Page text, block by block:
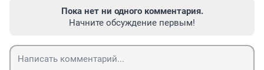
Пока нет ни одного комментария.
Начните обсуждение первым!